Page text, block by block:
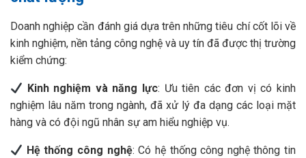
Doanh nghiệp cần đánh giá dựa trên những tiêu chí cốt lõi về
kinh nghiệm, nền tảng công nghệ và uy tín đã được thị trường
kiểm chứng:
Kinh nghiệm và năng lực: Ưu tiên các đơn vị có kinh
nghiệm lâu năm trong ngành, đã xử lý đa dạng các loại mặt
hàng và có đội ngũ nhân sự am hiểu nghiệp vụ.
Hệ thống công nghệ: Có hệ thống công nghệ thông tin